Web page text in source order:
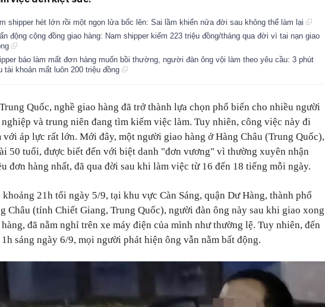
shipper hét lớn rồi một ngọn lửa bốc lên: Sai lầm khiến nửa đời sau không thể làm lại
động cộng đồng giao hàng: Nam shipper kiếm 223 triệu đồng/tháng qua đời vì tai nạn giao
báo làm mất đơn hàng muốn bồi thường, người đàn ông vội làm theo yêu cầu: 3 phút
tài khoản mất luôn 200 triệu đồng
Quốc, nghề giao hàng đã trở thành lựa chọn phổ biến cho nhiều người
và trung niên đang tìm kiếm việc làm. Tuy nhiên, công việc này đi
với áp lực rất lớn. Mới đây, một người giao hàng ở Hàng Châu (Trung Quốc),
50 tuổi, được biết đến với biệt danh "đơn vương" vì thường xuyên nhận
đơn hàng nhất, đã qua đời sau khi làm việc từ 16 đến 18 tiếng mỗi ngày.
khoảng 21h tối ngày 5/9, tại khu vực Càn Sáng, quận Dư Hàng, thành phố
Châu (tỉnh Chiết Giang, Trung Quốc), người đàn ông này sau khi giao xong
đã nằm nghỉ trên xe máy điện của mình như thường lệ. Tuy nhiên, đến
sáng ngày 6/9, mọi người phát hiện ông vẫn nằm bất động.